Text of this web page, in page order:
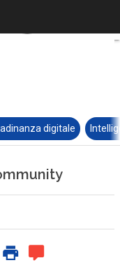
digitale